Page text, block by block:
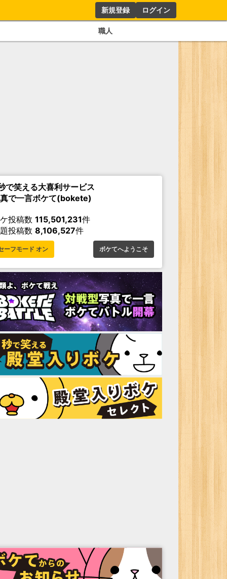
新規登録 ログイン
職人
で笑える大喜利サービス
で一言ボケて(bokete)
投稿数 115,501,231件
投稿数 8,106,527件
ーフモード オン ボケてへようこそ